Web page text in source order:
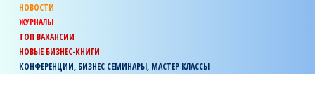
НОВОСТИ
ЖУРНАЛЫ
ТОП ВАКАНСИИ
НОВЫЕ БИЗНЕС-КНИГИ
КОНФЕРЕНЦИИ, БИЗНЕС СЕМИНАРЫ, МАСТЕР КЛАССЫ